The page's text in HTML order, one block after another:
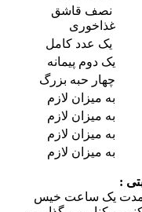
نصف قاشق
غذاخوری
یک عدد کامل
یک‌ دوم پیمانه
چهار حبه بزرگ
به میزان لازم
به میزان لازم
به میزان لازم
به میزان لازم
:
مدت یک ساعت خیس